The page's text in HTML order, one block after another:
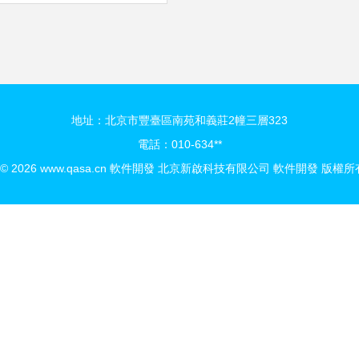
地址：北京市豐臺區南苑和義莊2幢三層323
電話：010-634**
2026 www.qasa.cn 軟件開發 北京新啟科技有限公司 軟件開發 版權所